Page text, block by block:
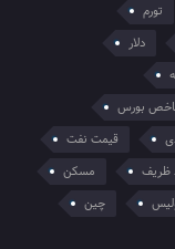
تورم
دلار
بورس
قیمت نفت
ظریف
مسکن
چین